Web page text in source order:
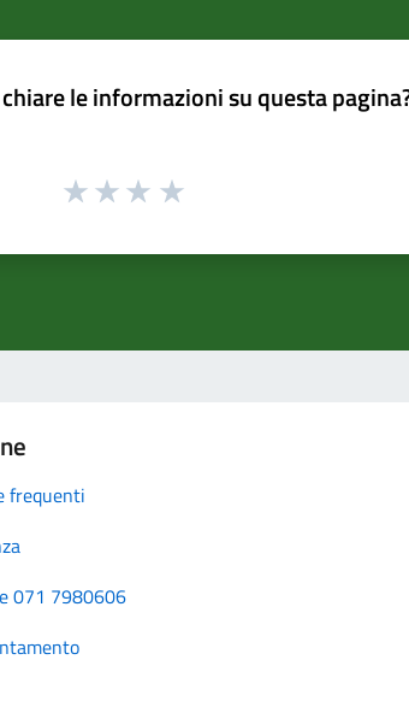
le informazioni su questa
frequenti
071 7980606